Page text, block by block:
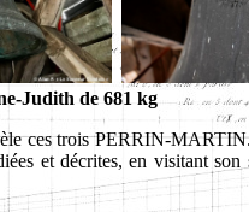
Judith de 681 kg
ces trois PERRIN-
et décrites, en visitant